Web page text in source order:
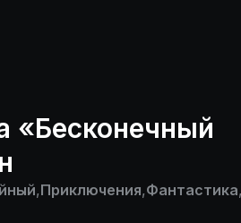
«Бесконечный
,Приключения,Фантастика,